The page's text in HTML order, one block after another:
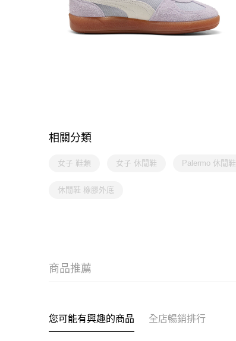
相關分類
女子 鞋類 女子 休閒鞋 Palermo 休閒鞋
休閒鞋 橡膠外底
商品推薦
您可能有興趣的商品 全店暢銷排行